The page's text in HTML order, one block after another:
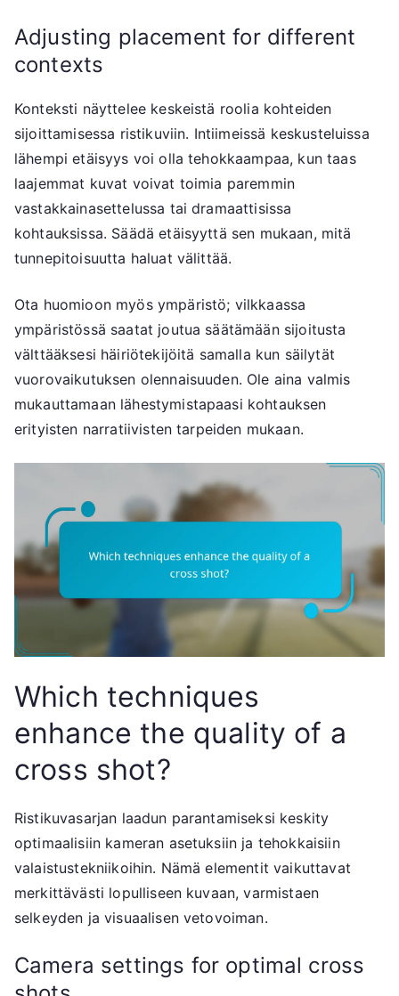
Adjusting placement for different
contexts
Konteksti näyttelee keskeistä roolia kohteiden
sijoittamisessa ristikuviin. Intiimeissä keskusteluissa
lähempi etäisyys voi olla tehokkaampaa, kun taas
laajemmat kuvat voivat toimia paremmin
vastakkainasettelussa tai dramaattisissa
kohtauksissa. Säädä etäisyyttä sen mukaan, mitä
tunnepitoisuutta haluat välittää.
Ota huomioon myös ympäristö; vilkkaassa
ympäristössä saatat joutua säätämään sijoitusta
välttääksesi häiriötekijöitä samalla kun säilytät
vuorovaikutuksen olennaisuuden. Ole aina valmis
mukauttamaan lähestymistapaasi kohtauksen
erityisten narratiivisten tarpeiden mukaan.
Which techniques
enhance the quality of a
cross shot?
Ristikuvasarjan laadun parantamiseksi keskity
optimaalisiin kameran asetuksiin ja tehokkaisiin
valaistustekniikoihin. Nämä elementit vaikuttavat
merkittävästi lopulliseen kuvaan, varmistaen
selkeyden ja visuaalisen vetovoiman.
Camera settings for optimal cross